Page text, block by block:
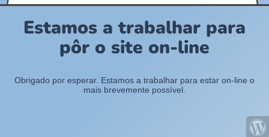
Estamos a trabalhar para
pôr o site on-line
Obrigado por esperar. Estamos a trabalhar para estar on-line o
mais brevemente possível.